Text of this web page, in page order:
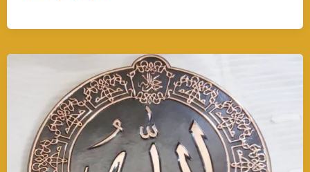
Material
Logam
Tembaga
dan